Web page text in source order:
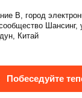
В, город
Шансинг,
Китай
Побеседуйте